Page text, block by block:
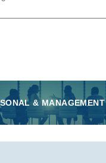
& MANAGEMENT